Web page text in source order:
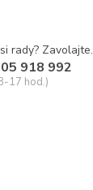
rady? Zavolajte.
918 992
17 hod.)